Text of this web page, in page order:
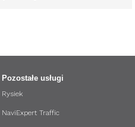
Pozostałe usługi
Rysiek
NaviExpert Traffic